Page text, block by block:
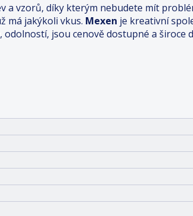
a vzorů, díky kterým nebudete mít
má jakýkoli vkus. Mexen je kreativní
jsou cenově dostupné a široce